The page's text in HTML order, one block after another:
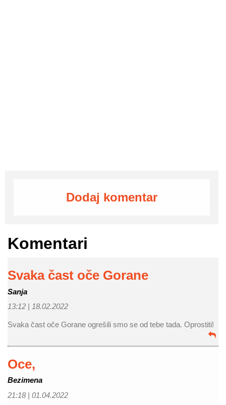
Dodaj komentar
Komentari
Svaka čast oče Gorane
Sanja
13:12 | 18.02.2022
Svaka čast oče Gorane ogrešili smo se od tebe tada. Oprostiti!
Oce,
Bezimena
21:18 | 01.04.2022